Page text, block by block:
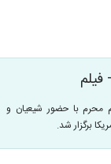
محرم با حضور شیعیان و
برگزار شد.